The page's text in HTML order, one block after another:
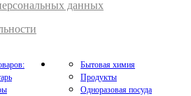
данных
Бытовая химия
Продукты
Одноразовая посуда